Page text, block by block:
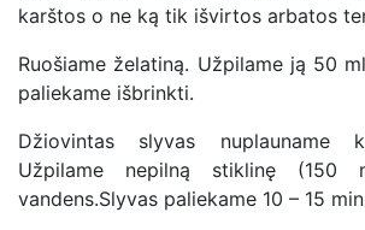
karštos o ne ką tik išvirtos arbatos
Ruošiame želatiną. Užpilame ją 50
paliekame išbrinkti.
Džiovintas slyvas nuplauname
Užpilame nepilną stiklinę (150
vandens.Slyvas paliekame 10 – 15